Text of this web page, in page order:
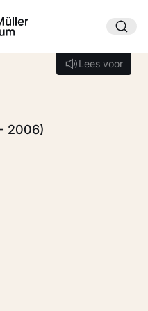
Lees voor
Lees voor
2006)